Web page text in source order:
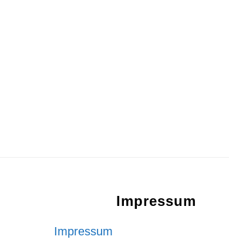
Impressum
Impressum